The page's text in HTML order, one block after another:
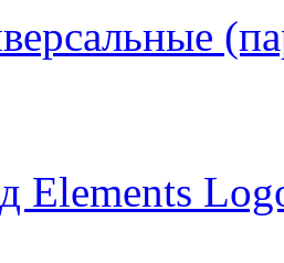
Elements